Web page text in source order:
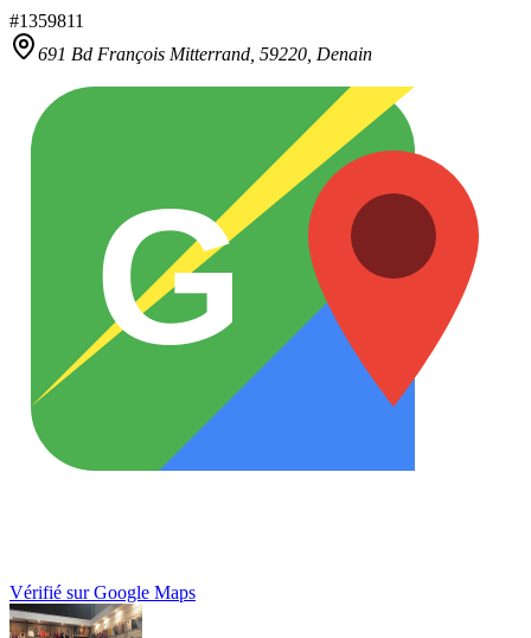
#1359811
691 Bd François Mitterrand, 59220 Denain
G
Vérifié sur Google Maps